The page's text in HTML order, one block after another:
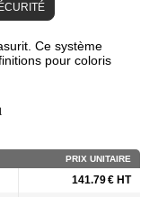
Ce système
pour coloris
PRIX UNITAIRE
141.79 € HT